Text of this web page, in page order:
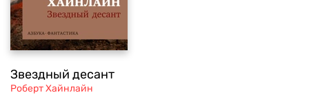
Звездный десант
Роберт Хайнлайн